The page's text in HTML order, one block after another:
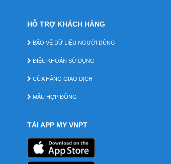
HỖ TRỢ KHÁCH HÀNG
BẢO VỆ DỮ LIỆU NGƯỜI DÙNG
ĐIỀU KHOẢN SỬ DỤNG
CỬA HÀNG GIAO DỊCH
MẪU HỢP ĐỒNG
TẢI APP MY VNPT